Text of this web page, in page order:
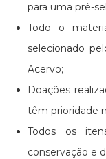
para uma pré-
Todo o
selecionado
Acervo;
Doações
têm prioridade
Todos os
conservação e